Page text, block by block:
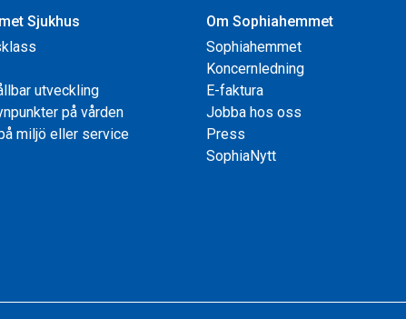
Sjukhus
utveckling
på vården
miljö eller service
Om Sophiahemmet
Sophiahemmet
Koncernledning
E-faktura
Jobba hos oss
Press
SophiaNytt